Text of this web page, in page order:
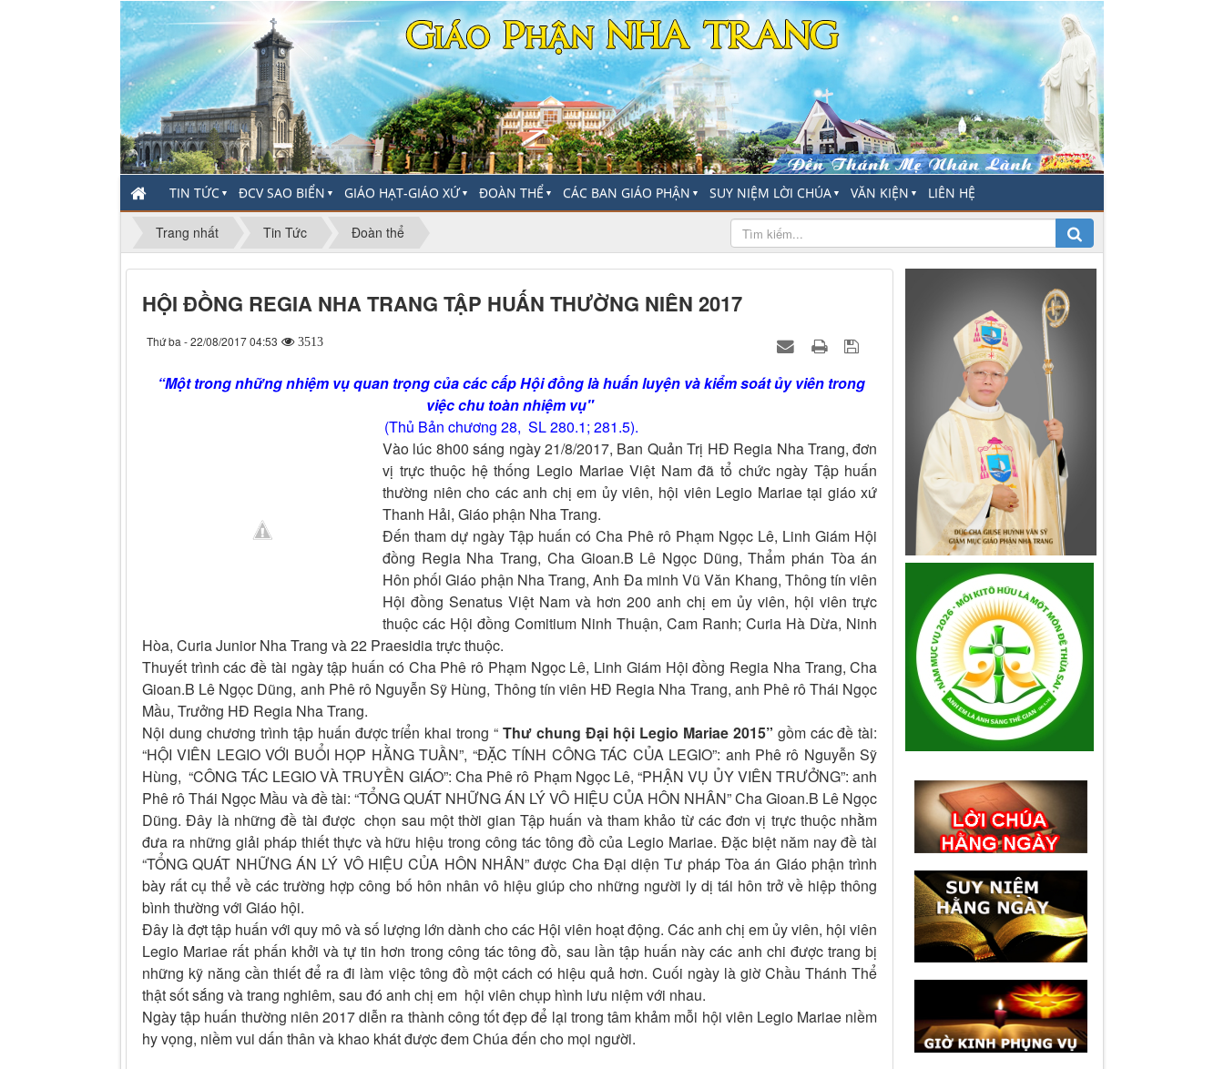
TIN TỨC ▼ ĐCV SAO BIỂN ▼ GIÁO HẠT-GIÁO XỨ▼ ĐOÀN THỂ ▼ CÁC BAN GIÁO PHẬN ▼ SUY NIỆM LỜI CHÚA ▼ VĂN KIỆN ▼ LIÊN HỆ
Trang nhất Tin Tức Đoàn thể
HỘI ĐỒNG REGIA NHA TRANG TẬP HUẤN THƯỜNG NIÊN 2017
Thứ ba - 22/08/2017 04:53 3513
“Một trong những nhiệm vụ quan trọng của các cấp Hội đồng là huấn luyện và kiểm soát ủy viên trong
việc chu toàn nhiệm vụ"
(Thủ Bản chương 28, SL 280.1; 281.5).
Vào lúc 8h00 sáng ngày 21/8/2017, Ban Quản Trị HĐ Regia Nha Trang, đơn
vị trực thuộc hệ thống Legio Mariae Việt Nam đã tổ chức ngày Tập huấn
thường niên cho các anh chị em ủy viên, hội viên Legio Mariae tại giáo xứ
Thanh Hải, Giáo phận Nha Trang.
Đến tham dự ngày Tập huấn có Cha Phê rô Phạm Ngọc Lê, Linh Giám Hội
đồng Regia Nha Trang, Cha Gioan.B Lê Ngọc Dũng, Thẩm phán Tòa án
Hôn phối Giáo phận Nha Trang, Anh Đa minh Vũ Văn Khang, Thông tín viên
Hội đồng Senatus Việt Nam và hơn 200 anh chị em ủy viên, hội viên trực
thuộc các Hội đồng Comitium Ninh Thuận, Cam Ranh; Curia Hà Dừa, Ninh
Hòa, Curia Junior Nha Trang và 22 Praesidia trực thuộc.
Thuyết trình các đề tài ngày tập huấn có Cha Phê rô Phạm Ngọc Lê, Linh Giám Hội đồng Regia Nha Trang, Cha
Gioan.B Lê Ngọc Dũng, anh Phê rô Nguyễn Sỹ Hùng, Thông tín viên HĐ Regia Nha Trang, anh Phê rô Thái Ngọc
Mầu, Trưởng HĐ Regia Nha Trang.
Nội dung chương trình tập huấn được tríển khai trong “Thư chung Đại hội Legio Mariae 2015” gồm các đề tài:
“HỘI VIÊN LEGIO VỚI BUỔI HỌP HẰNG TUẦN”, “ĐẶC TÍNH CÔNG TÁC CỦA LEGIO”: anh Phê rô Nguyễn Sỹ
Hùng, “CÔNG TÁC LEGIO VÀ TRUYỀN GIÁO”: Cha Phê rô Phạm Ngọc Lê, “PHẬN VỤ ỦY VIÊN TRƯỞNG”: anh
Phê rô Thái Ngọc Mầu và đề tài: “TỔNG QUÁT NHỮNG ÁN LÝ VÔ HIỆU CỦA HÔN NHÂN” Cha Gioan.B Lê Ngọc
Dũng. Đây là những đề tài được chọn sau một thời gian Tập huấn và tham khảo từ các đơn vị trực thuộc nhằm
đưa ra những giải pháp thiết thực và hữu hiệu trong công tác tông đồ của Legio Mariae. Đặc biệt năm nay đề tài
“TỔNG QUÁT NHỮNG ÁN LÝ VÔ HIỆU CỦA HÔN NHÂN” được Cha Đại diện Tư pháp Tòa án Giáo phận trình
bày rất cụ thể về các trường hợp công bố hôn nhân vô hiệu giúp cho những người ly dị tái hôn trở về hiệp thông
bình thường với Giáo hội.
Đây là đợt tập huấn với quy mô và số lượng lớn dành cho các Hội viên hoạt động. Các anh chị em ủy viên, hội viên
Legio Mariae rất phấn khởi và tự tin hơn trong công tác tông đồ, sau lần tập huấn này các anh chi được trang bị
những kỹ năng cần thiết để ra đi làm việc tông đồ một cách có hiệu quả hơn. Cuối ngày là giờ Chầu Thánh Thể
thật sốt sắng và trang nghiêm, sau đó anh chị em hội viên chụp hình lưu niệm với nhau.
Ngày tập huấn thường niên 2017 diễn ra thành công tốt đẹp để lại trong tâm khảm mỗi hội viên Legio Mariae niềm
hy vọng, niềm vui dấn thân và khao khát được đem Chúa đến cho mọi người.